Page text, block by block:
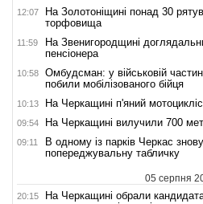
12:07
На Золотоніщині понад 30
торфовища
11:59
На Звенигородщині
пенсіонера
10:58
Омбудсман: у військовій
побили мобілізованого бійця
10:13 На Черкащині п'яний
09:54 На Черкащині вилучили 700
09:11
В одному із парків Черкас
попереджувальну табличку
05 серпня
20:15
На Черкащині обрали